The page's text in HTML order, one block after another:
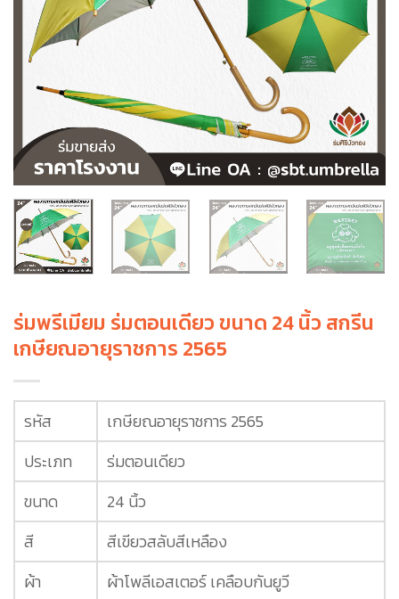
ร่มพรีเมียม ร่มตอนเดียว ขนาด 24 นิ้ว สกรีน
เกษียณอายุราชการ 2565
รหัส
เกษียณอายุราชการ 2565
ประเภท
ร่มตอนเดียว
ขนาด
24 นิ้ว
สี
สีเขียวสลับสีเหลือง
ผ้า
ผ้าโพลีเอสเตอร์ เคลือบกันยูวี